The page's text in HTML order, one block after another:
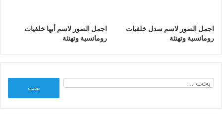
اجمل الصور لاسم سدل خلفيات
رومانسية وتهنئة
اجمل الصور لاسم أبها خلفيات
رومانسية وتهنئة